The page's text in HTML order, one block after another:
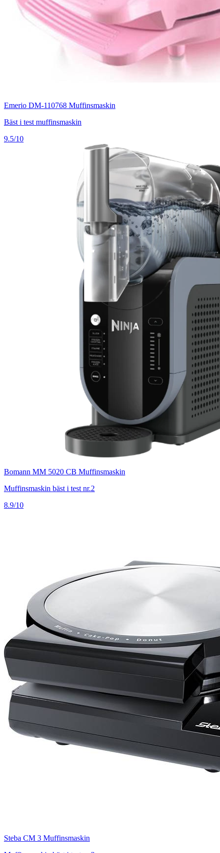
Emerio DM-110768 Muffinsmaskin
Bäst i test muffinsmaskin
9.5/10
Bomann MM 5020 CB Muffinsmaskin
Muffinsmaskin bäst i test nr.2
8.9/10
Steba CM 3 Muffinsmaskin